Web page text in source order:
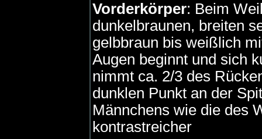
Vorderkörper: Beim
dunkelbraunen, breiten
gelbbraun bis weißlich
Augen beginnt und sich
nimmt ca. 2/3 des
dunklen Punkt an der
Männchens wie die des
kontrastreicher